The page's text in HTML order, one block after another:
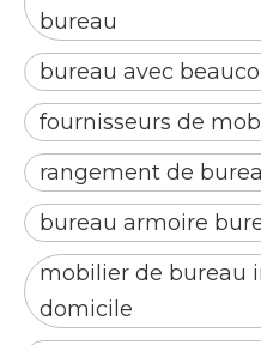
bureau
bureau avec
fournisseurs de
rangement de
bureau armoire
mobilier de bureau
domicile